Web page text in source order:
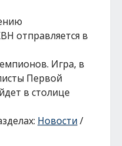
отправляется в
Игра, в
Первой
в столице
Новости/